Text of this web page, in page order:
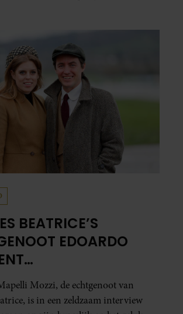
BEATRICE’S
EDOARDO
Mozzi, de echtgenoot van
is in een zeldzaam interview